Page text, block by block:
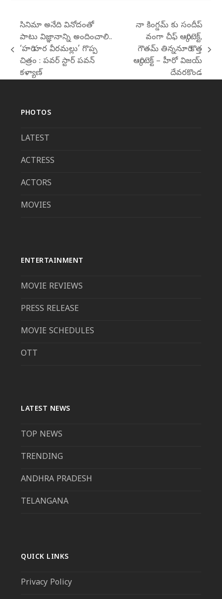
previous
post:
సినిమా అనేది వినోదంతో
పాటు విజ్ఞానాన్ని అందించాలి..
‘హరి హర వీరమల్లు’ గొప్ప
చిత్రం : పవర్ స్టార్ పవన్
కళ్యాణ్
next
post:
నా కింగ్డమ్ కు సందీప్
వంగా చీఫ్ ఆర్కిటెక్ట్,
గౌతమ్ తిన్ననూరి కొత్త
ఆర్కిటెక్ట్ – హీరో విజయ్
దేవరకొండ
PHOTOS
LATEST
ACTRESS
ACTORS
MOVIES
ENTERTAINMENT
MOVIE REVIEWS
PRESS RELEASE
MOVIE SCHEDULES
OTT
LATEST NEWS
TOP NEWS
TRENDING
ANDHRA PRADESH
TELANGANA
QUICK LINKS
Privacy Policy